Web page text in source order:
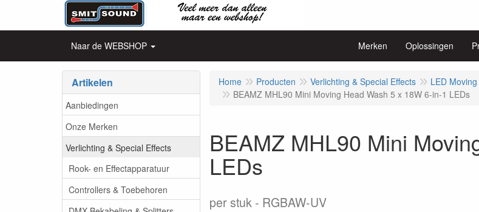
Naar de WEBSHOP Merken Oplossingen
Artikelen
Aanbiedingen
Onze Merken
Verlichting & Special Effects
Rook- en Effectapparatuur
Controllers & Toebehoren
Home Producten Verlichting & Special Effects LED
BEAMZ MHL90 Mini Moving Head Wash 5 x 18W 6-in-1 LEDs
BEAMZ MHL90 Mini
LEDs
per stuk RGBAW-UV